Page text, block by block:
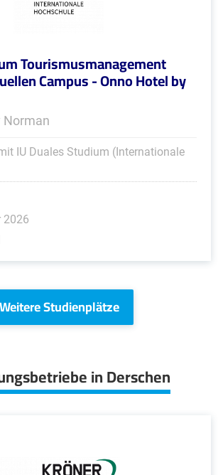
Tourismusmanagement
Campus - Onno Hotel by
Norman
IU Duales Studium (Internationale
2026
Weitere Studienplätze
in Derschen